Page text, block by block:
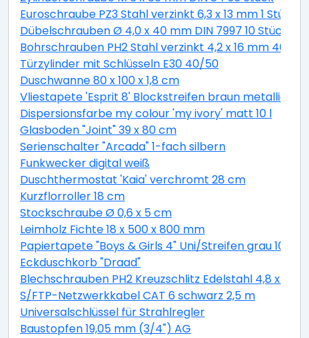
Euroschraube PZ3 Stahl verzinkt 6,3 x 13 mm 1 Stück
Dübelschrauben Ø 4,0 x 40 mm DIN 7997 10 Stück
Bohrschrauben PH2 Stahl verzinkt 4,2 x 16 mm 40
Türzylinder mit Schlüsseln E30 40/50
Duschwanne 80 x 100 x 1,8 cm
Vliestapete 'Esprit 8' Blockstreifen braun metallic
Dispersionsfarbe my colour 'my ivory' matt 10 l
Glasboden "Joint" 39 x 80 cm
Serienschalter "Arcada" 1-fach silbern
Funkwecker digital weiß
Duschthermostat 'Kaia' verchromt 28 cm
Kurzflorroller 18 cm
Stockschraube Ø 0,6 x 5 cm
Leimholz Fichte 18 x 500 x 800 mm
Papiertapete "Boys & Girls 4" Uni/Streifen grau 10,05
Eckduschkorb "Draad"
Blechschrauben PH2 Kreuzschlitz Edelstahl 4,8 x 19
S/FTP-Netzwerkkabel CAT 6 schwarz 2,5 m
Universalschlüssel für Strahlregler
Baustopfen 19,05 mm (3/4") AG